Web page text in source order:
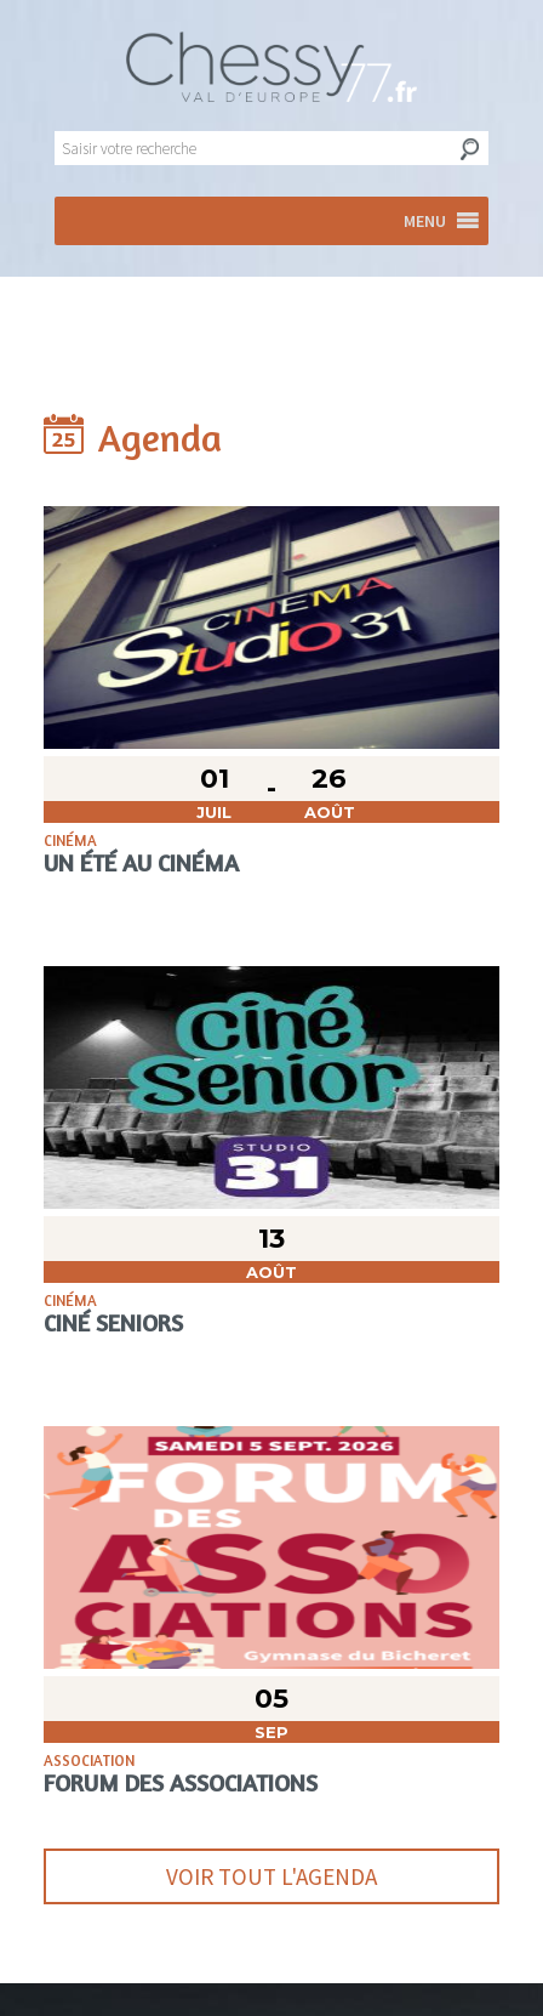
MENU
Agenda
01
JUIL
26
AOÛT
CINÉMA
UN ÉTÉ AU CINÉMA
13
AOÛT
CINÉMA
CINÉ SENIORS
05
SEP
ASSOCIATION
FORUM DES ASSOCIATIONS
VOIR TOUT L'AGENDA